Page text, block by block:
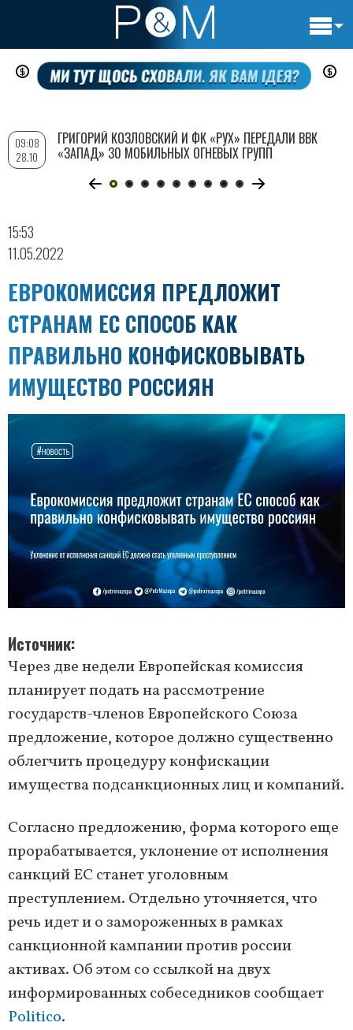
Перейти
содержанию
15:53
11.05.2022
ЕВРОКОМИССИЯ ПРЕДЛОЖИТ
СТРАНАМ ЕС СПОСОБ КАК
ПРАВИЛЬНО КОНФИСКОВЫВАТЬ
ИМУЩЕСТВО РОССИЯН
Источник
Через две недели Европейская комиссия
планирует подать на рассмотрение
государств-членов Европейского Союза
предложение, которое должно существенно
облегчить процедуру конфискации
имущества подсанкционных лиц и компаний.
Согласно предложению, форма которого еще
прорабатывается, уклонение от исполнения
санкций ЕС станет уголовным
преступлением. Отдельно уточняется, что
речь идет и о замороженных в рамках
санкционной кампании против россии
активах. Об этом со ссылкой на двух
информированных собеседников сообщает
Politico.
09:08
28.10
ГРИГОРИЙ КОЗЛОВСКИЙ И ФК «РУХ» ПЕРЕДАЛИ ВВК
«ЗАПАД» 30 МОБИЛЬНЫХ ОГНЕВЫХ ГРУПП